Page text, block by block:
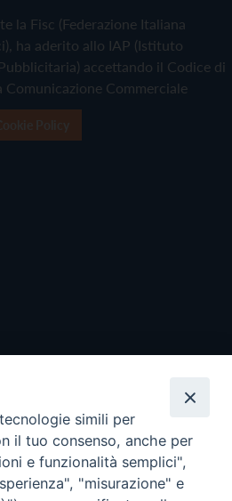
la Fisc (Federazione Italiana
ha aderito allo IAP (Istituto
accettando il Codice di
Commerciale
simili per
il tuo consenso, anche per
e funzionalità semplici",
"misurazione" e